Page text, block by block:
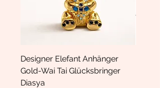
Designer Elefant Anhänger
Gold-Wai Tai Glücksbringer
Diasya